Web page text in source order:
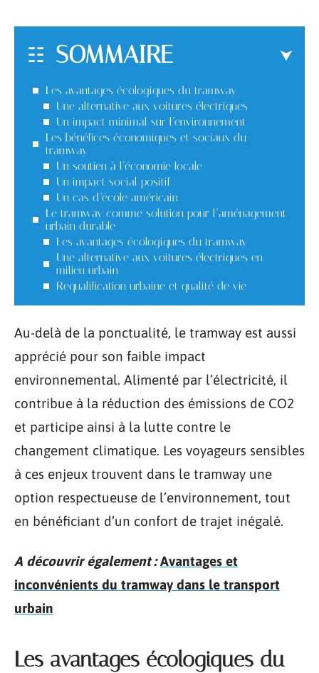
SOMMAIRE
Les avantages écologiques du tramway
Une alternative aux voitures électriques
Un impact minimal sur l’environnement
Les bénéfices économiques et sociaux du
tramway
Un soutien à l’économie locale
Un impact social positif
Un cas d’école américain
Le tramway comme solution pour l’aménagement
urbain durable
Les avantages écologiques du tramway
Une alternative aux voitures électriques en
milieu urbain
Requalification urbaine et qualité de vie
Au-delà de la ponctualité, le tramway est aussi
apprécié pour son faible impact
environnemental. Alimenté par l’électricité, il
contribue à la réduction des émissions de CO2
et participe ainsi à la lutte contre le
changement climatique. Les voyageurs sensibles
à ces enjeux trouvent dans le tramway une
option respectueuse de l’environnement, tout
en bénéficiant d’un confort de trajet inégalé.
A découvrir également : Avantages et
inconvénients du tramway dans le transport
urbain
Les avantages écologiques du